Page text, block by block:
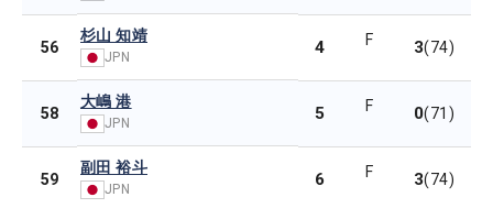
56
杉山 知靖
JPN 4 F 3(74)
58
大嶋 港
JPN 5 F 0(71)
59
副田 裕斗
JPN 6 F 3(74)